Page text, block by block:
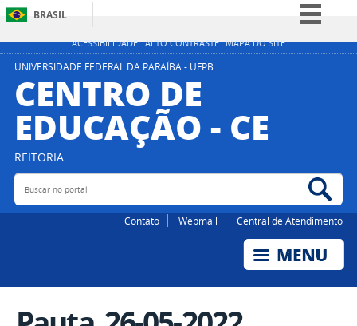
ACESSIBILIDADE ALTO CONTRASTE MAPA DO SITE
BRASIL
Simplifique!
Acesso à informação
Legislação
UNIVERSIDADE FEDERAL DA PARAÍBA - UFPB
CENTRO DE
EDUCAÇÃO - CE
REITORIA
Buscar no portal
Contato Webmail Central de Atendimento